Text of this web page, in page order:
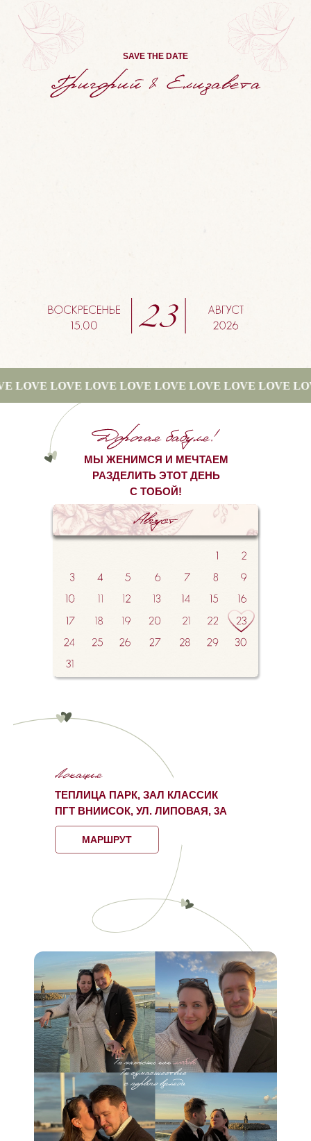
SAVE THE DATE
LOVE LOVE LOVE LOVE LOVE LOVE LOVE
МЫ ЖЕНИМСЯ И МЕЧТАЕМ
РАЗДЕЛИТЬ ЭТОТ ДЕНЬ
С ТОБОЙ!
ТЕПЛИЦА ПАРК, ЗАЛ КЛАССИК
ПГТ ВНИИСОК, УЛ. ЛИПОВАЯ, 3А
МАРШРУТ